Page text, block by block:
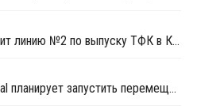
Jiangsu Sanfangxiang запустит линию №2 по выпуску ТФК в Китае на этой неделе
Hainan Yisheng Petrochemical планирует запустить перемещенный завод ПЭТ в марте 2017 года